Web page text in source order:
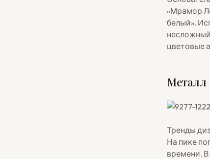
«Мрамор
белый».
цветовые
Металл
Тренды
На пике
времени.